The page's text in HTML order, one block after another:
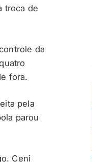
troca de
da
fora.
pela
parou
Ceni